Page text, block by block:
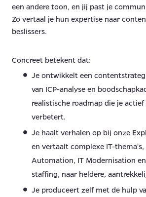
een andere toon, en jij past je
Zo vertaal je hun expertise naar
beslissers.
Concreet betekent dat:
Je ontwikkelt een
van ICP-analyse en
realistische roadmap die je
verbetert.
Je haalt verhalen op bij onze
en vertaalt complexe IT-thema's,
Automation, IT Modernisation
staffing, naar heldere,
Je produceert zelf met de hulp